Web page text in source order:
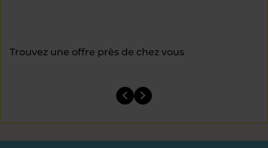
Trouvez une offre près de chez vous